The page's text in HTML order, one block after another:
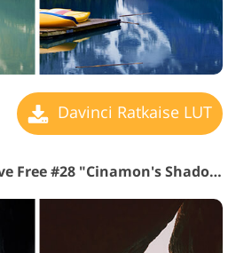
Davinci Ratkaise LUT
Davincin LUT:t Resolve Free #28 "Cinamon's Shadows"